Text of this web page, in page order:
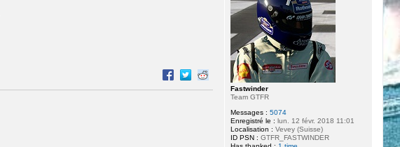
Fastwinder
Team GTFR
Messages : 5074
Enregistré le : lun. 12 févr. 2018 11:01
Localisation : Vevey (Suisse)
ID PSN : GTFR_FASTWINDER